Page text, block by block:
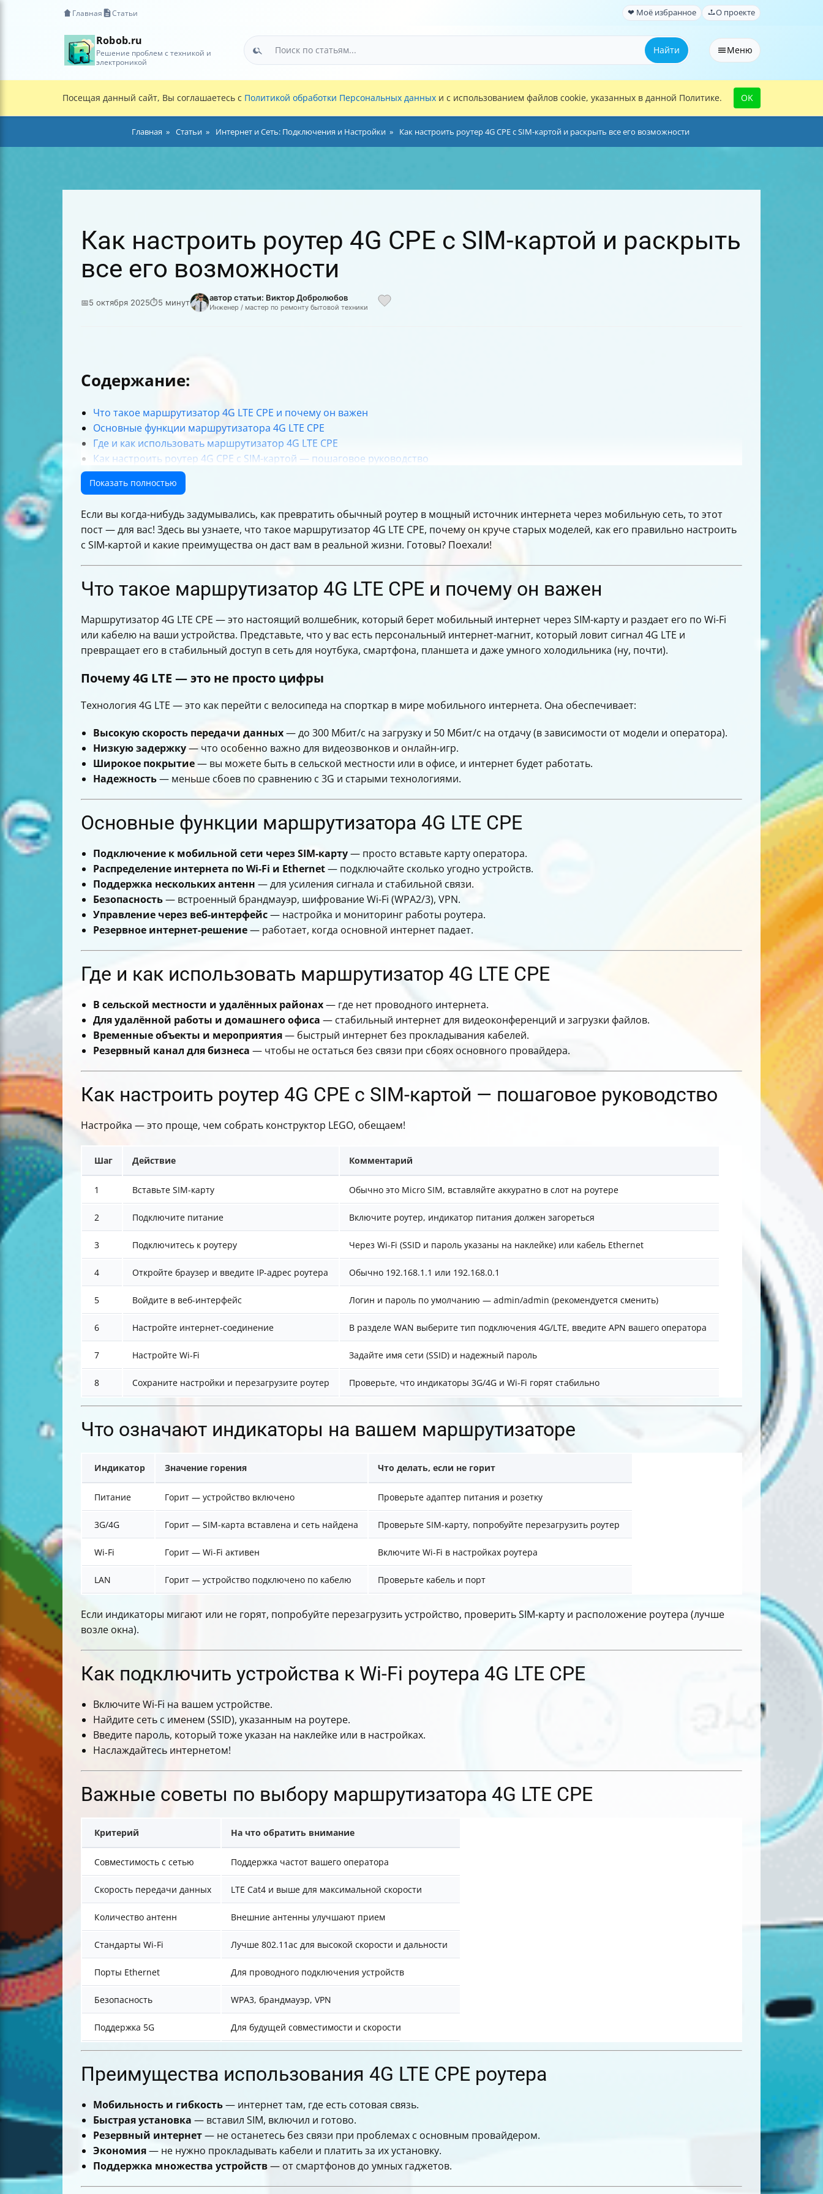
Главная Статьи ❤ Моё избранное О проекте
Robob.ru
Решение проблем с техникой и
электроникой
Найти Меню
Посещая данный сайт, Вы соглашаетесь с Политикой обработки Персональных данных и с использованием файлов cookie, указанных в данной Политике. OK
Главная Статьи Интернет и Сеть: Подключения и Настройки Как настроить роутер 4G CPE с SIM-картой и раскрыть все его возможности
Как настроить роутер 4G CPE с SIM-картой и раскрыть
все его возможности
📅5 октября 2025⏱5 минут автор статьи: Виктор Добролюбов
Инженер / мастер по ремонту бытовой техники
Содержание:
Что такое маршрутизатор 4G LTE CPE и почему он важен
Основные функции маршрутизатора 4G LTE CPE
Где и как использовать маршрутизатор 4G LTE CPE
Как настроить роутер 4G CPE с SIM-картой — пошаговое руководство
Что означают индикаторы на вашем маршрутизаторе
Как подключить устройства к Wi-Fi роутера 4G LTE CPE
Преимущества использования 4G LTE CPE роутера
Возможные проблемы и их решения
Как сбросить настройки роутера до заводских
Таблица сравнения 4G LTE CPE и фиксированного интернета
Показать полностью
Если вы когда-нибудь задумывались, как превратить обычный роутер в мощный источник интернета через мобильную сеть, то этот
пост — для вас! Здесь вы узнаете, что такое маршрутизатор 4G LTE CPE, почему он круче старых моделей, как его правильно настроить
с SIM-картой и какие преимущества он даст вам в реальной жизни. Готовы? Поехали!
Что такое маршрутизатор 4G LTE CPE и почему он важен
Маршрутизатор 4G LTE CPE — это настоящий волшебник, который берет мобильный интернет через SIM-карту и раздает его по Wi-Fi
или кабелю на ваши устройства. Представьте, что у вас есть персональный интернет-магнит, который ловит сигнал 4G LTE и
превращает его в стабильный доступ в сеть для ноутбука, смартфона, планшета и даже умного холодильника (ну, почти).
Почему 4G LTE — это не просто цифры
Технология 4G LTE — это как перейти с велосипеда на спорткар в мире мобильного интернета. Она обеспечивает:
Высокую скорость передачи данных— до 300 Мбит/с на загрузку и 50 Мбит/с на отдачу (в зависимости от модели и оператора).
Низкую задержку— что особенно важно для видеозвонков и онлайн-игр.
Широкое покрытие— вы можете быть в сельской местности или в офисе, и интернет будет работать.
Надежность— меньше сбоев по сравнению с 3G и старыми технологиями.
Основные функции маршрутизатора 4G LTE CPE
Подключение к мобильной сети через SIM-карту— просто вставьте карту оператора.
Распределение интернета по Wi-Fi и Ethernet— подключайте сколько угодно устройств.
Поддержка нескольких антенн — для усиления сигнала и стабильной связи.
Безопасность— встроенный брандмауэр, шифрование Wi-Fi (WPA2/3), VPN.
Управление через веб-интерфейс— настройка и мониторинг работы роутера.
Резервное интернет-решение— работает, когда основной интернет падает.
Где и как использовать маршрутизатор 4G LTE CPE
В сельской местности и удалённых районах— где нет проводного интернета.
Для удалённой работы и домашнего офиса — стабильный интернет для видеоконференций и загрузки файлов.
Временные объекты и мероприятия— быстрый интернет без прокладывания кабелей.
Резервный канал для бизнеса — чтобы не остаться без связи при сбоях основного провайдера.
Как настроить роутер 4G CPE с SIM-картой — пошаговое руководство
Настройка — это проще, чем собрать конструктор LEGO, обещаем!
Шаг Действие Комментарий
1 Вставьте SIM-карту Обычно это Micro SIM, вставляйте аккуратно в слот на роутере
2 Подключите питание Включите роутер, индикатор питания должен загореться
3 Подключитесь к роутеру Через Wi-Fi (SSID и пароль указаны на наклейке) или кабель Ethernet
4 Откройте браузер и введите IP-адрес роутера Обычно 192.168.1.1 или 192.168.0.1
5 Войдите в веб-интерфейс Логин и пароль по умолчанию — admin/admin (рекомендуется сменить)
6 Настройте интернет-соединение В разделе WAN выберите тип подключения 4G/LTE, введите APN вашего оператора
7 Настройте Wi-Fi Задайте имя сети (SSID) и надежный пароль
8 Сохраните настройки и перезагрузите роутер Проверьте, что индикаторы 3G/4G и Wi-Fi горят стабильно
Что означают индикаторы на вашем маршрутизаторе
Индикатор Значение горения Что делать, если не горит
Питание Горит — устройство включено Проверьте адаптер питания и розетку
3G/4G Горит — SIM-карта вставлена и сеть найдена Проверьте SIM-карту, попробуйте перезагрузить роутер
Wi-Fi Горит — Wi-Fi активен Включите Wi-Fi в настройках роутера
LAN Горит — устройство подключено по кабелю Проверьте кабель и порт
Если индикаторы мигают или не горят, попробуйте перезагрузить устройство, проверить SIM-карту и расположение роутера (лучше
возле окна).
Как подключить устройства к Wi-Fi роутера 4G LTE CPE
Включите Wi-Fi на вашем устройстве.
Найдите сеть с именем (SSID), указанным на роутере.
Введите пароль, который тоже указан на наклейке или в настройках.
Наслаждайтесь интернетом!
Важные советы по выбору маршрутизатора 4G LTE CPE
Критерий На что обратить внимание
Совместимость с сетью Поддержка частот вашего оператора
Скорость передачи данных LTE Cat4 и выше для максимальной скорости
Количество антенн Внешние антенны улучшают прием
Стандарты Wi-Fi Лучше 802.11ac для высокой скорости и дальности
Порты Ethernet Для проводного подключения устройств
Безопасность WPA3, брандмауэр, VPN
Поддержка 5G Для будущей совместимости и скорости
Преимущества использования 4G LTE CPE роутера
Мобильность и гибкость— интернет там, где есть сотовая связь.
Быстрая установка — вставил SIM, включил и готово.
Резервный интернет— не останетесь без связи при проблемах с основным провайдером.
Экономия— не нужно прокладывать кабели и платить за их установку.
Поддержка множества устройств— от смартфонов до умных гаджетов.